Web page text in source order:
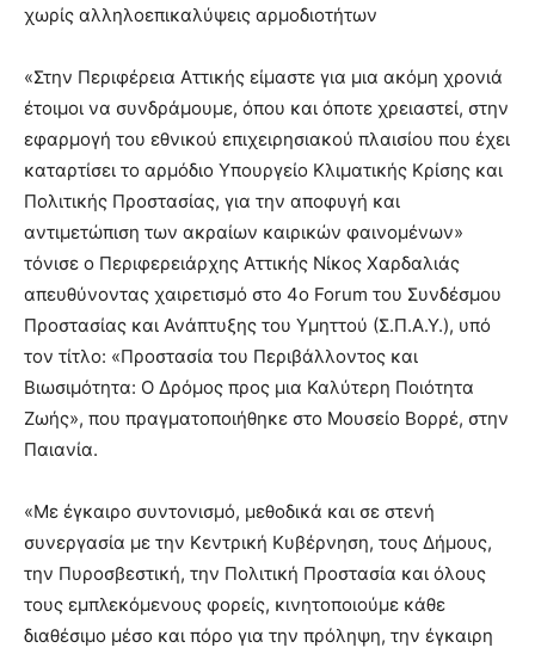
χωρίς αλληλοεπικαλύψεις αρμοδιοτήτων
«Στην Περιφέρεια Αττικής είμαστε για μια ακόμη χρονιά
έτοιμοι να συνδράμουμε, όπου και όποτε χρειαστεί, στην
εφαρμογή του εθνικού επιχειρησιακού πλαισίου που έχει
καταρτίσει το αρμόδιο Υπουργείο Κλιματικής Κρίσης και
Πολιτικής Προστασίας, για την αποφυγή και
αντιμετώπιση των ακραίων καιρικών φαινομένων»
τόνισε ο Περιφερειάρχης Αττικής Νίκος Χαρδαλιάς
απευθύνοντας χαιρετισμό στο 4ο Forum του Συνδέσμου
Προστασίας και Ανάπτυξης του Υμηττού (Σ.Π.Α.Υ.), υπό
τον τίτλο: «Προστασία του Περιβάλλοντος και
Βιωσιμότητα: Ο Δρόμος προς μια Καλύτερη Ποιότητα
Ζωής», που πραγματοποιήθηκε στο Μουσείο Βορρέ, στην
Παιανία.
«Με έγκαιρο συντονισμό, μεθοδικά και σε στενή
συνεργασία με την Κεντρική Κυβέρνηση, τους Δήμους,
την Πυροσβεστική, την Πολιτική Προστασία και όλους
τους εμπλεκόμενους φορείς, κινητοποιούμε κάθε
διαθέσιμο μέσο και πόρο για την πρόληψη, την έγκαιρη